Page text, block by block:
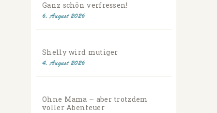
Ganz schön verfressen!
6. August 2026
Shelly wird mutiger
4. August 2026
Ohne Mama – aber trotzdem
voller Abenteuer